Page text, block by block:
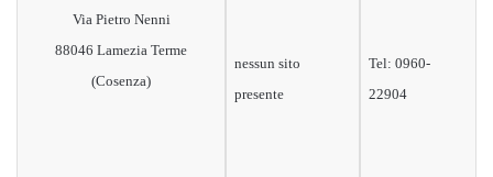
Via Pietro Nenni
88046 Lamezia Terme
(Cosenza)
nessun sito
presente
Tel: 0960-
22904